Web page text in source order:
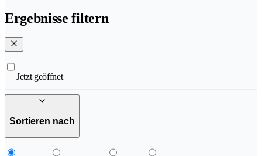
Ergebnisse filtern
Jetzt geöffnet
Sortieren nach